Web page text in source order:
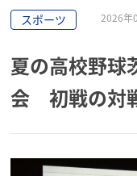
スポーツ 2026年
夏の高校野球
会 初戦の対